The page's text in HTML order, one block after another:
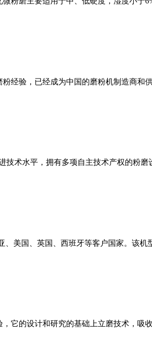
经验，已经成为中国的磨粉机制造商
技术水平，拥有多项自主技术产权的粉
、美国、英国、西班牙等客户国家。该
它的设计和研究的基础上立磨技术，